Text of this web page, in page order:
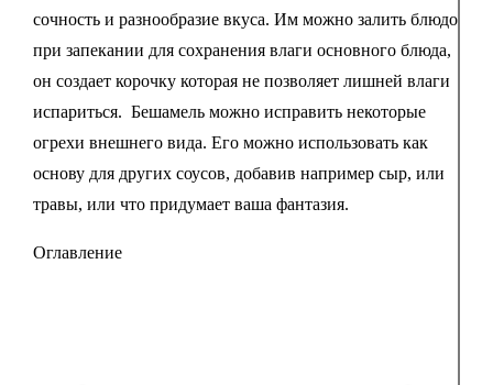
сочность и разнообразие вкуса. Им можно залить блюдо
при запекании для сохранения влаги основного блюда,
он создает корочку которая не позволяет лишней влаги
испариться. Бешамель можно исправить некоторые
огрехи внешнего вида. Его можно использовать как
основу для других соусов, добавив например сыр, или
травы, или что придумает ваша фантазия.
Оглавление